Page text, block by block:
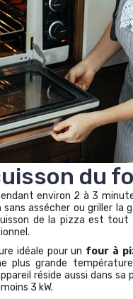
du
environ 2 à 3
sans assécher ou griller la
de la pizza est
idéale pour un four à
plus grande
réside aussi dans sa
3 kW.